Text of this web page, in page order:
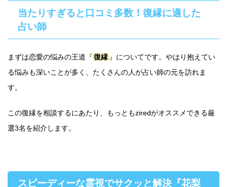
当たりすぎると口コミ多数！復縁に適した
占い師
まずは恋愛の悩みの王道『復縁 』についてです。やはり抱えてい
る悩みも深いことが多く、たくさんの人が占い師の元を訪れま
す。
この復縁を相談するにあたり、もっともziredがオススメできる厳
選3名を紹介します。
スピーディーな霊視でサクッと解決『花梨